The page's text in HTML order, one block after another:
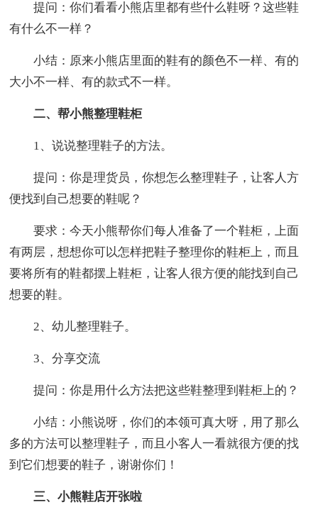
提问：你们看看小熊店里都有些什么鞋呀？这些鞋
有什么不一样？
小结：原来小熊店里面的鞋有的颜色不一样、有的
大小不一样、有的款式不一样。
二、帮小熊整理鞋柜
1、说说整理鞋子的方法。
提问：你是理货员，你想怎么整理鞋子，让客人方
便找到自己想要的鞋呢？
要求：今天小熊帮你们每人准备了一个鞋柜，上面
有两层，想想你可以怎样把鞋子整理你的鞋柜上，而且
要将所有的鞋都摆上鞋柜，让客人很方便的能找到自己
想要的鞋。
2、幼儿整理鞋子。
3、分享交流
提问：你是用什么方法把这些鞋整理到鞋柜上的？
小结：小熊说呀，你们的本领可真大呀，用了那么
多的方法可以整理鞋子，而且小客人一看就很方便的找
到它们想要的鞋子，谢谢你们！
三、小熊鞋店开张啦